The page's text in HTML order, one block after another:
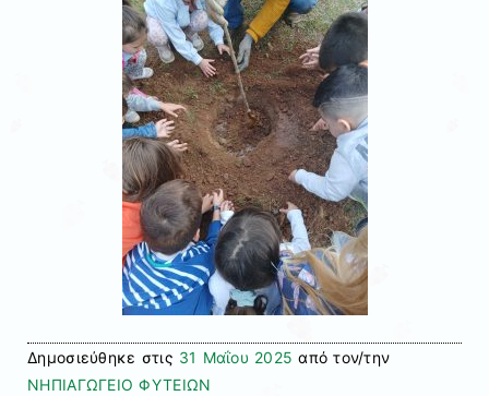
Δημοσιεύθηκε στις 31 Μαΐου 2025 από τον/την
ΝΗΠΙΑΓΩΓΕΙΟ ΦΥΤΕΙΩΝ